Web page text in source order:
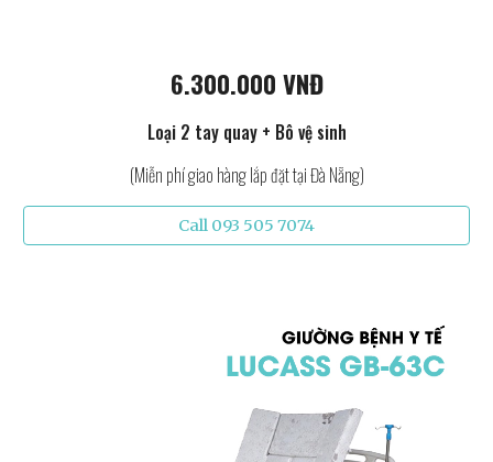
6.300.000 VNĐ
Loại 2 tay quay + Bô vệ sinh
(Miễn phí giao hàng lắp đặt tại Đà Nẵng)
Call 093 505 7074